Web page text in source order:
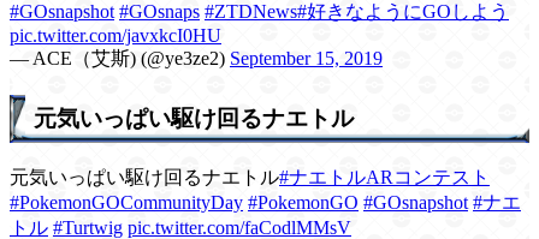
#GOsnapshot #GOsnaps #ZTDNews#好きなようにGOしよう
pic.twitter.com/javxkcI0HU
— ACE（艾斯) (@ye3ze2) September 15, 2019
元気いっぱい駆け回るナエトル
元気いっぱい駆け回るナエトル#ナエトルARコンテスト
#PokemonGOCommunityDay #PokemonGO #GOsnapshot #ナエ
トル #Turtwig pic.twitter.com/faCodlMMsV